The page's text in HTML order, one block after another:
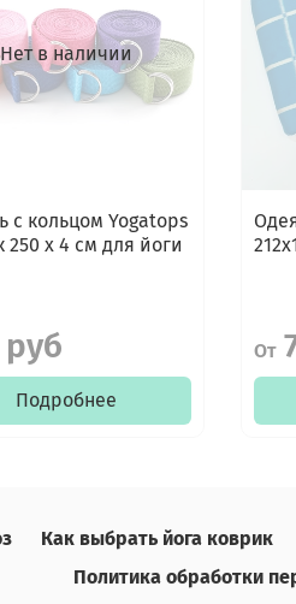
Нет в наличии
с кольцом Yogatops
250 х 4 см для йоги
Подробнее
От
Как выбрать йога коврик
Политика обработки